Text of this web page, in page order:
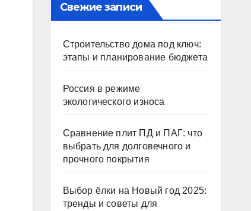
Свежие записи
Строительство дома под ключ:
этапы и планирование бюджета
Россия в режиме
экологического износа
Сравнение плит ПД и ПАГ: что
выбрать для долговечного и
прочного покрытия
Выбор ёлки на Новый год 2025:
тренды и советы для